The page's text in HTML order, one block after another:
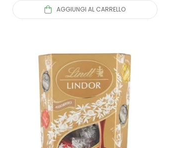
AGGIUNGI AL CARRELLO